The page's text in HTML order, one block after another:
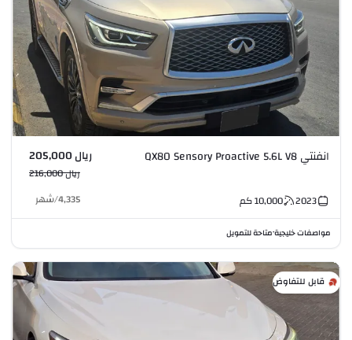
انفنتي QX80 Sensory Proactive 5.6L V8 ريال 205,000
ريال 216,000
2023
10,000كم 4,335
/شهر
مواصفات خليجية•متاحة للتمويل
قابل للتفاوض